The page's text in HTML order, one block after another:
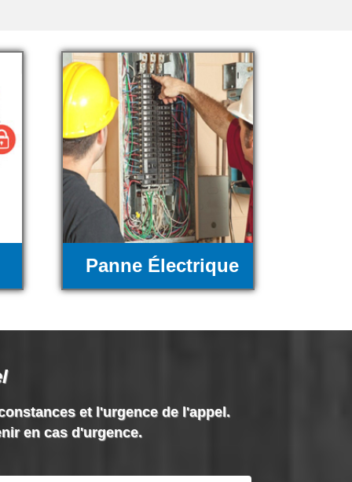
Panne Électrique
et l'urgence de l'appel.
en cas d'urgence.